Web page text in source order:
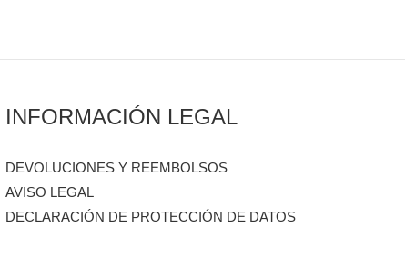
INFORMACIÓN LEGAL
DEVOLUCIONES Y REEMBOLSOS
AVISO LEGAL
DECLARACIÓN DE PROTECCIÓN DE DATOS